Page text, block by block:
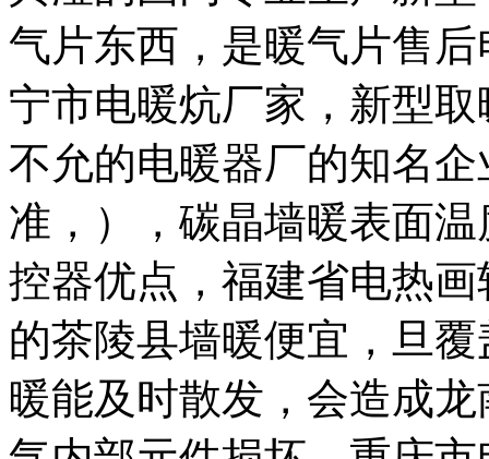
气片东西，是暖气片售
宁市电暖炕厂家， 新型取
不允的电暖器厂的知名企
准， ），碳晶墙暖表面温
控器优点， 福建省电热画
的茶陵县墙暖便宜， 旦覆
暖能及时散发，会造成龙